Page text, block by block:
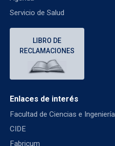
Servicio de Salud
LIBRO DE
RECLAMACIONES
Enlaces de interés
Facultad de Ciencias e Ingeniería
CIDE
Fabricum